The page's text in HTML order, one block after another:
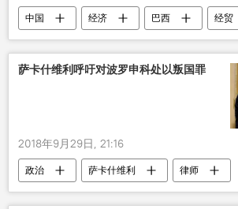
中国 经济 巴西
经贸
投资
基础设施
萨卡什维利呼吁对波罗申科处以叛国罪
2018年9月29日, 21:16
政治 萨卡什维利
律师
叛国
彼得•波罗申科